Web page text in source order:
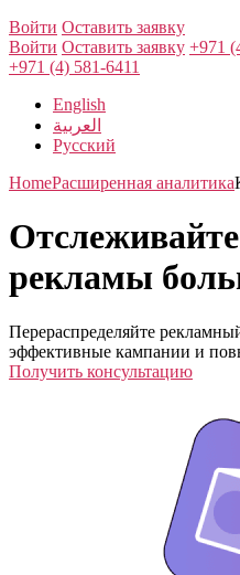
Войти Оставить заявку
Войти Оставить заявку +971
+971 (4) 581-6411
English
العربية
Русский
HomeРасширенная аналитика
рекламы
Перераспределяйте
эффективные кампании и
Получить консультацию